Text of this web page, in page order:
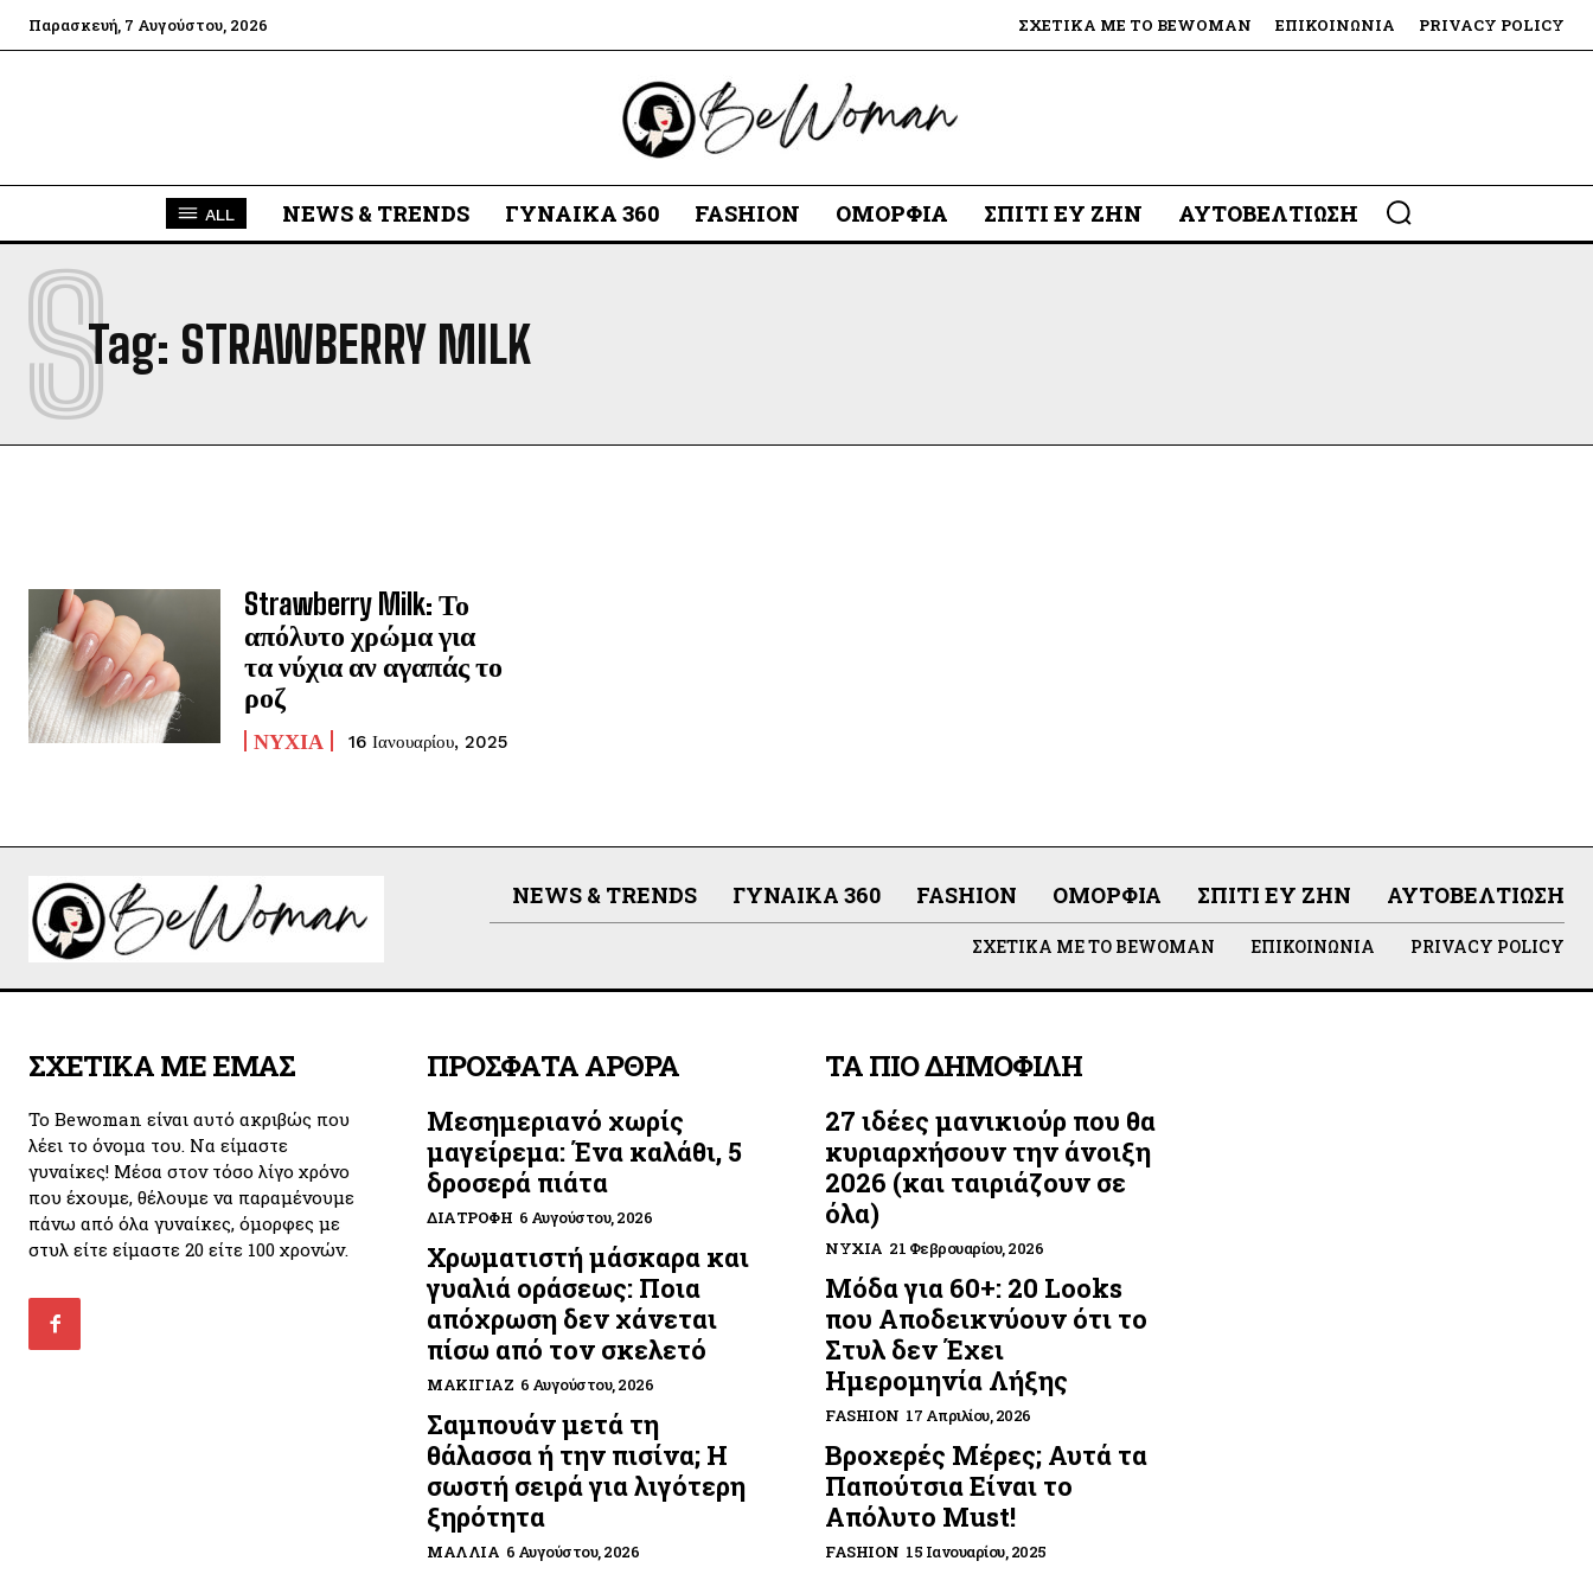
Παρασκευή, 7 Αυγούστου, 2026 ΣΧΕΤΙΚΆ ΜΕ ΤΟ BEWOMAN ΕΠΙΚΟΙΝΩΝΊΑ PRIVACY POLICY
ALL NEWS & TRENDS ΓΥΝΑΊΚΑ 360 FASHION ΟΜΟΡΦΙΆ ΣΠΊΤΙ ΕΥ ΖΗΝ ΑΥΤΟΒΕΛΤΊΩΣΗ
Tag: STRAWBERRY MILK
S
Strawberry Milk: Το
απόλυτο χρώμα για
τα νύχια αν αγαπάς το
ροζ
ΝΎΧΙΑ 16 Ιανουαρίου, 2025
NEWS & TRENDS ΓΥΝΑΊΚΑ 360 FASHION ΟΜΟΡΦΙΆ ΣΠΊΤΙ ΕΥ ΖΗΝ ΑΥΤΟΒΕΛΤΊΩΣΗ
ΣΧΕΤΙΚΆ ΜΕ ΤΟ BEWOMAN ΕΠΙΚΟΙΝΩΝΊΑ PRIVACY POLICY
ΣΧΕΤΙΚΑ ΜΕ ΕΜΑΣ
Το Bewoman είναι αυτό ακριβώς που
λέει το όνομα του. Να είμαστε
γυναίκες! Μέσα στον τόσο λίγο χρόνο
που έχουμε, θέλουμε να παραμένουμε
πάνω από όλα γυναίκες, όμορφες με
στυλ είτε είμαστε 20 είτε 100 χρονών.
ΠΡΟΣΦΑΤΑ ΑΡΘΡΑ
Μεσημεριανό χωρίς
μαγείρεμα: Ένα καλάθι, 5
δροσερά πιάτα
ΔΙΑΤΡΟΦΉ 6 Αυγούστου, 2026
Χρωματιστή μάσκαρα και
γυαλιά οράσεως: Ποια
απόχρωση δεν χάνεται
πίσω από τον σκελετό
ΜΑΚΙΓΙΆΖ 6 Αυγούστου, 2026
Σαμπουάν μετά τη
θάλασσα ή την πισίνα; Η
σωστή σειρά για λιγότερη
ξηρότητα
ΜΑΛΛΙΆ 6 Αυγούστου, 2026
ΤΑ ΠΙΟ ΔΗΜΟΦΙΛΗ
27 ιδέες μανικιούρ που θα
κυριαρχήσουν την άνοιξη
2026 (και ταιριάζουν σε
όλα)
ΝΎΧΙΑ 21 Φεβρουαρίου, 2026
Μόδα για 60+: 20 Looks
που Αποδεικνύουν ότι το
Στυλ δεν Έχει
Ημερομηνία Λήξης
FASHION 17 Απριλίου, 2026
Βροχερές Μέρες; Αυτά τα
Παπούτσια Είναι το
Απόλυτο Must!
FASHION 15 Ιανουαρίου, 2025